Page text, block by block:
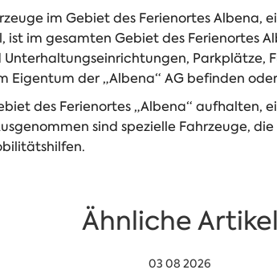
im Gebiet des Ferienortes Albena,
im gesamten Gebiet des Ferienortes
Parkplätze,
Eigentum der „Albena“ AG befinden
des Ferienortes „Albena“ aufhalten,
sind spezielle Fahrzeuge,
Ähnliche Artikel
03 08 2026